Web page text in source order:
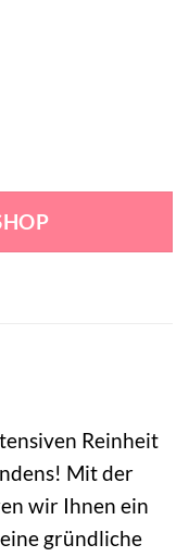
€.
Reinheit
Mit der
wir Ihnen ein
gründliche